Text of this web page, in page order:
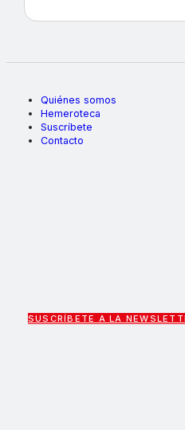
Quiénes somos
Hemeroteca
Suscríbete
Contacto
SUSCRÍBETE A LA